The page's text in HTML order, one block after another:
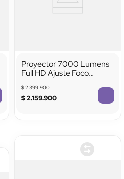
Proyector 7000 Lumens
Full HD Ajuste Foco
$2.399.900
$2.159.900